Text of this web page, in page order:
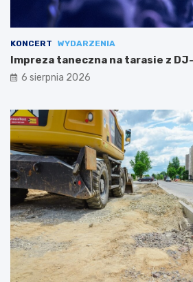
KONCERT WYDARZENIA
Impreza taneczna na tarasie z
6 sierpnia 2026